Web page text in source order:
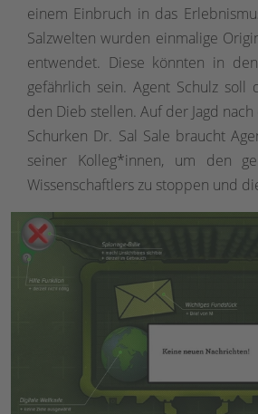
einem Einbruch in das
Salzwelten wurden einmalige
entwendet. Diese könnten in
gefährlich sein. Agent Schulz soll
den Dieb stellen. Auf der Jagd
Schurken Dr. Sal Sale braucht
seiner Kolleg*innen, um den
Wissenschaftlers zu stoppen und